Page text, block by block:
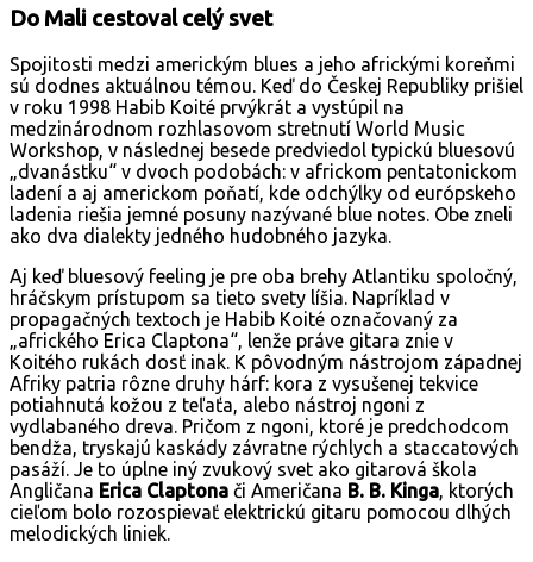
Do Mali cestoval celý svet
Spojitosti medzi americkým blues a jeho africkými koreňmi
sú dodnes aktuálnou témou. Keď do Českej Republiky prišiel
v roku 1998 Habib Koité prvýkrát a vystúpil na
medzinárodnom rozhlasovom stretnutí World Music
Workshop, v následnej besede predviedol typickú bluesovú
„dvanástku“ v dvoch podobách: v africkom pentatonickom
ladení a aj americkom poňatí, kde odchýlky od európskeho
ladenia riešia jemné posuny nazývané blue notes. Obe zneli
ako dva dialekty jedného hudobného jazyka.
Aj keď bluesový feeling je pre oba brehy Atlantiku spoločný,
hráčskym prístupom sa tieto svety líšia. Napríklad v
propagačných textoch je Habib Koité označovaný za
„afrického Erica Claptona“, lenže práve gitara znie v
Koitého rukách dosť inak. K pôvodným nástrojom západnej
Afriky patria rôzne druhy hárf: kora z vysušenej tekvice
potiahnutá kožou z teľaťa, alebo nástroj ngoni z
vydlabaného dreva. Pričom z ngoni, ktoré je predchodcom
bendža, tryskajú kaskády závratne rýchlych a staccatových
pasáží. Je to úplne iný zvukový svet ako gitarová škola
Angličana Erica Claptona či Američana B. B. Kinga, ktorých
cieľom bolo rozospievať elektrickú gitaru pomocou dlhých
melodických liniek.